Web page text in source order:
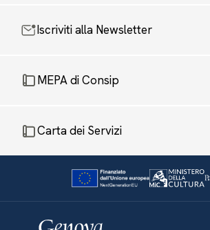
Iscriviti alla Newsletter
MEPA di Consip
Carta dei Servizi